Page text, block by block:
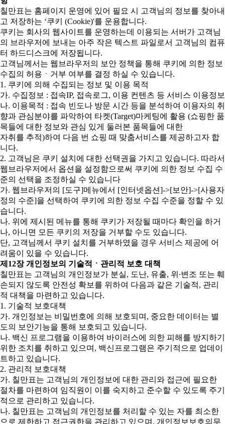
칠만표는 홈페이지 운영에 있어 필요 시 고객님의 정보를 찾아내
고 저장하는 ‘쿠키 (Cookie)'를 운용합니다.
쿠키는 회사의 웹사이트를 운영하는데 이용되는 서버가 고객님
의 브라우저에 보내는 아주 작은 텍스트 파일로서 고객님의 컴퓨
터 하드디스크에 저장됩니다.
고객님께서는 웹브라우저의 보안 정책을 통해 쿠키에 의한 정보
수집의 허용ㆍ거부 여부를 결정 하실 수 있습니다.
1. 쿠키에 의해 수집되는 정보 및 이용 목적
가. 수집정보 : 접속IP, 접속로그, 이용 컨텐츠 등 서비스 이용정보
나. 이용목적 : 접속 빈도나 방문 시간 등을 분석하여 이용자의 취
향과 관심분야를 파악하여 타켓(Target)마케팅에 활용 (쇼핑한 품
목들에 대한 정보와 관심 있게 둘러본 품목들에 대한
자취를 추적)하여 다음 번 쇼핑 때 맞춤서비스를 제공하고자 합
니다.
2. 고객님은 쿠키 설치에 대한 선택권을 가지고 있습니다. 따라서
웹브라우저에서 옵션을 설정함으로써 쿠키에 의한 정보 수집 수
준의 선택을 조정하실 수 있습니다
가. 웹브라우저의 [도구]메뉴에서 [인터넷옵션]->[보안]->[사용자
정의 수준]을 선택하여 쿠키에 의한 정보 수집 수준을 정할 수 있
습니다.
나. 위에 제시된 메뉴를 통해 쿠키가 저장될 때마다 확인을 하거
나, 아니면 모든 쿠키의 저장을 거부할 수도 있습니다.
단, 고객님께서 쿠키 설치를 거부하였을 경우 서비스 제공에 어
려움이 있을 수 있습니다.
제12장 개인정보의 기술적ㆍ관리적 보호 대책
칠만표는 고객님의 개인정보가 분실, 도난, 유출, 위∙변조 또는 훼
손되지 않도록 안전성 확보를 위하여 다음과 같은 기술적, 관리
적 대책을 마련하고 있습니다.
1. 기술적 보호대책
가. 개인정보는 비밀번호에 의해 보호되며, 중요한 데이터는 별
도의 보안기능을 통해 보호되고 있습니다.
나. 백신 프로그램을 이용하여 바이러스에 의한 피해를 방지하기
위한 조치를 취하고 있으며, 백신프로그램은 주기적으로 업데이
트하고 있습니다.
2. 관리적 보호대책
가. 칠만표는 고객님의 개인정보에 대한 관리와 접근에 필요한
절차를 마련하여 임직원이 이를 숙지하고 준수할 수 있도록 주기
적으로 관리하고 있습니다.
나. 칠만표는 고객님의 개인정보를 처리할 수 있는 자를 최소한
으로 제한하고 접근권한을 관리하고 있으며, 개인정보보호의무